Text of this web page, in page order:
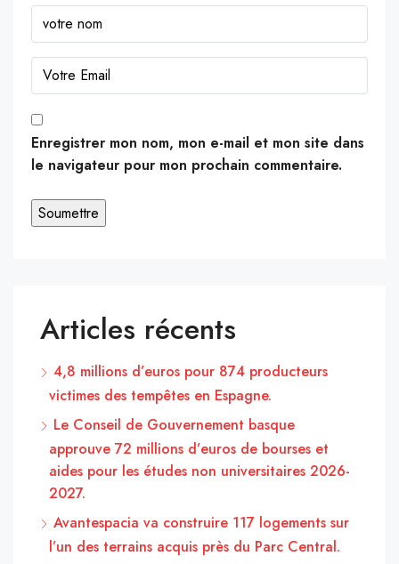
Enregistrer mon nom, mon e-mail et mon site dans
le navigateur pour mon prochain commentaire.
Articles récents
4,8 millions d’euros pour 874 producteurs
victimes des tempêtes en Espagne.
Le Conseil de Gouvernement basque
approuve 72 millions d’euros de bourses et
aides pour les études non universitaires 2026-
2027.
Avantespacia va construire 117 logements sur
l’un des terrains acquis près du Parc Central.